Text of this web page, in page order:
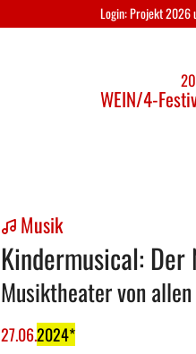
Login: Projekt 2026
WEIN/4-
Musik
Kindermusical: Der
Musiktheater von
27.06.2024